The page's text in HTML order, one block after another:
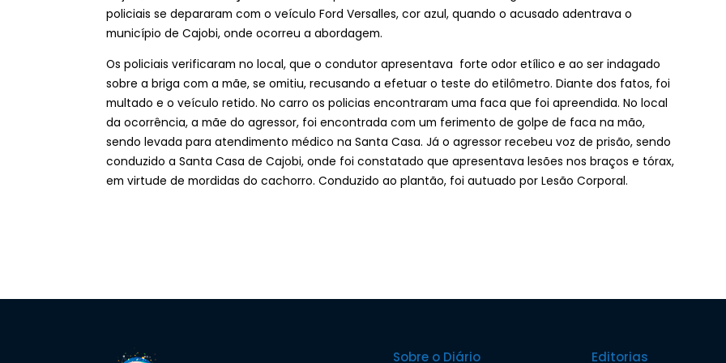
policiais se depararam com o veículo Ford Versalles, cor azul, quando o acusado adentrava o
município de Cajobi, onde ocorreu a abordagem.
Os policiais verificaram no local, que o condutor apresentava forte odor etílico e ao ser indagado
sobre a briga com a mãe, se omitiu, recusando a efetuar o teste do etilômetro. Diante dos fatos, foi
multado e o veículo retido. No carro os policias encontraram uma faca que foi apreendida. No local
da ocorrência, a mãe do agressor, foi encontrada com um ferimento de golpe de faca na mão,
sendo levada para atendimento médico na Santa Casa. Já o agressor recebeu voz de prisão, sendo
conduzido a Santa Casa de Cajobi, onde foi constatado que apresentava lesões nos braços e tórax,
em virtude de mordidas do cachorro. Conduzido ao plantão, foi autuado por Lesão Corporal.
Sobre o Diário Editorias